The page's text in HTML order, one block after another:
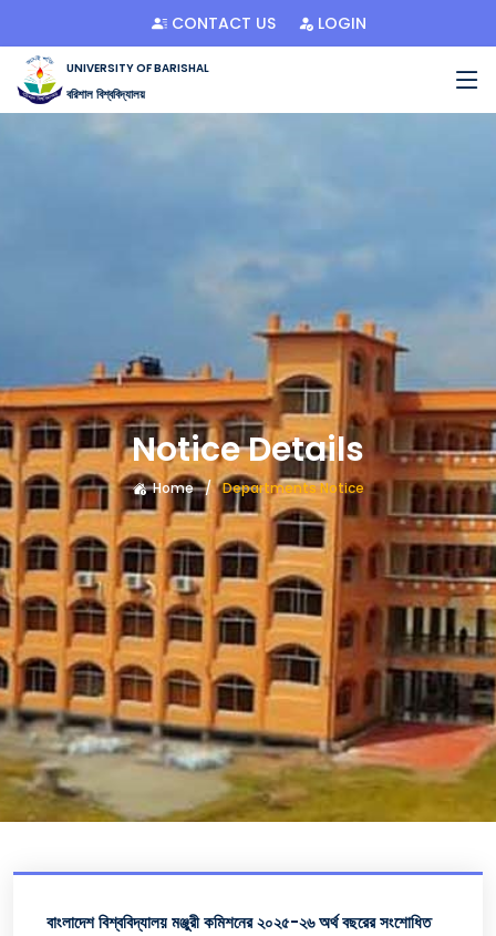
CONTACT US LOGIN
UNIVERSITY OF BARISHAL
বরিশাল বিশ্ববিদ্যালয়
Notice Details
Home Departments Notice
বাংলাদেশ বিশ্ববিদ্যালয় মঞ্জুরী কমিশনের ২০২৫-২৬ অর্থ বছরের সংশোধিত